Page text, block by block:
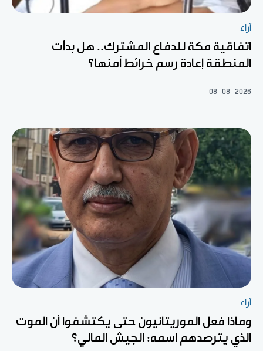
آراء
اتفاقية مكة للدفاع المشترك.. هل بدأت
المنطقة إعادة رسم خرائط أمنها؟
08-08-2026
آراء
وماذا فعل الموريتانيون حتى يكتشفوا أن الموت
الذي يترصدهم اسمه: الجيش المالي؟